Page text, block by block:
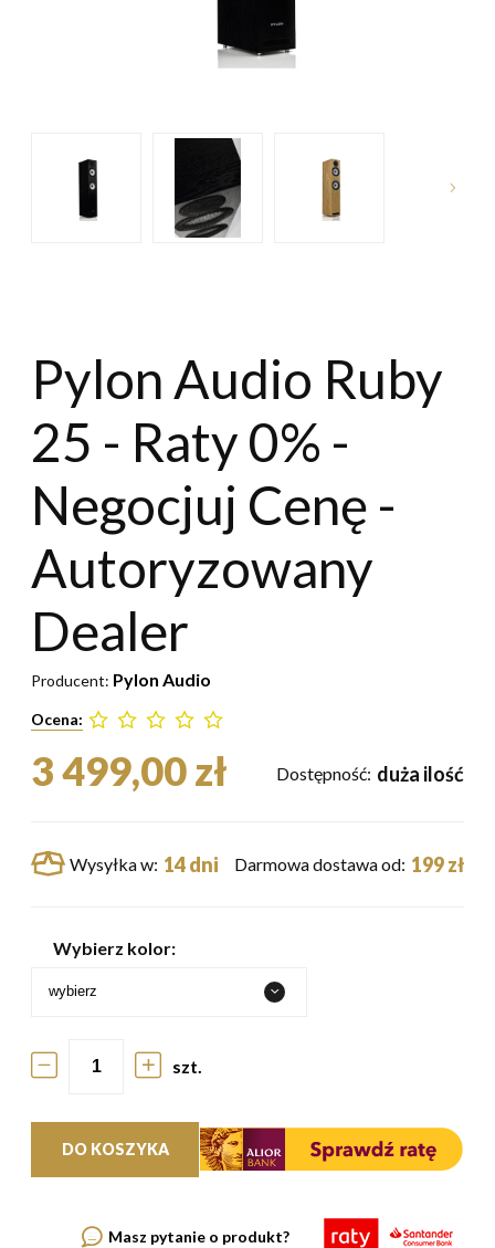
Pylon Audio Ruby
25 - Raty 0% -
Negocjuj Cenę -
Autoryzowany
Dealer
Producent: Pylon Audio
Ocena:
3 499,00 zł Dostępność: duża ilość
Wysyłka w: 14 dni Darmowa dostawa od: 199 zł
Wybierz kolor:
szt.
DO KOSZYKA
Masz pytanie o produkt?